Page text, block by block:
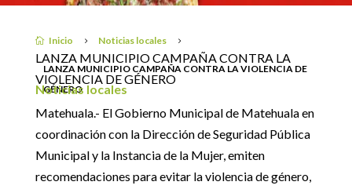
 Inicio 5 Noticias locales 5
LANZA MUNICIPIO CAMPAÑA CONTRA LA VIOLENCIA DE
GÉNERO
Noticias locales
LANZA MUNICIPIO CAMPAÑA CONTRA LA
VIOLENCIA DE GÉNERO
Matehuala.- El Gobierno Municipal de Matehuala en
coordinación con la Dirección de Seguridad Pública
Municipal y la Instancia de la Mujer, emiten
recomendaciones para evitar la violencia de género,